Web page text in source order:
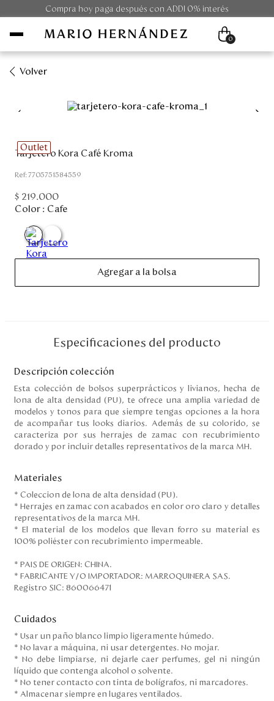
Compra hoy paga después con ADDI 0% interés
Unisex
Outlet
Disney
Servicio al cliente
Nuestras Tiendas
Costa Rica
Panamá
USA
Venezuela
0
Volver
Outlet
Tarjetero Kora Café Kroma
:7705751584559
$ 219.000
Color : Cafe
Agregar a la bolsa
Especificaciones del producto
Descripción colección
Esta colección de bolsos superprácticos y livianos, hecha de
lona de alta densidad (PU), te ofrece una amplia variedad de
modelos y tonos para que siempre tengas opciones a la hora
de acompañar tus looks diarios. Además de su colorido, se
caracteriza por sus herrajes de zamac con recubrimiento
dorado y por incluir detalles representativos de la marca MH.
Materiales
* Coleccion de lona de alta densidad (PU).
* Herrajes en zamac con acabados en color oro claro y detalles
representativos de la marca MH.
* El material de los modelos que llevan forro su material es
100% poliéster con recubrimiento impermeable.
* PAIS DE ORIGEN: CHINA.
* FABRICANTE Y/O IMPORTADOR: MARROQUINERA SAS.
Registro SIC: 860066471
Cuidados
* Usar un paño blanco limpio ligeramente húmedo.
* No lavar a máquina, ni usar detergentes. No mojar.
* No debe limpiarse, ni dejarle caer perfumes, gel ni ningún
líquido que contenga alcohol o solvente.
* No tener contacto con tinta de bolígrafos, ni marcadores.
* Almacenar siempre en lugares ventilados.